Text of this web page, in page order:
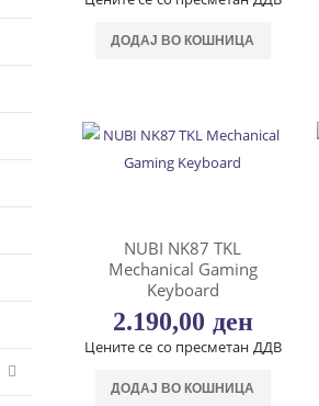
ДОДАЈ ВО КОШНИЦА
NUBI NK87 TKL
Mechanical Gaming
Keyboard
2.190,00 ден
Цените се со пресметан ДДВ
ДОДАЈ ВО КОШНИЦА